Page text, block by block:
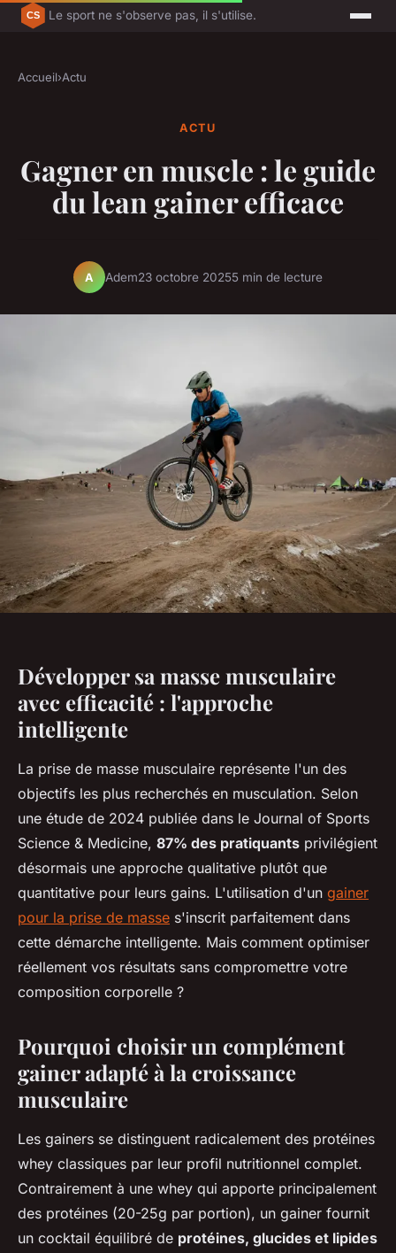
Le sport ne s'observe pas, il s'utilise.
Accueil›Actu
ACTU
Gagner en muscle : le guide
du lean gainer efficace
A Adem23 octobre 20255 min de lecture
Développer sa masse musculaire
avec efficacité : l'approche
intelligente
La prise de masse musculaire représente l'un des
objectifs les plus recherchés en musculation. Selon
une étude de 2024 publiée dans le Journal of Sports
Science & Medicine, 87% des pratiquants privilégient
désormais une approche qualitative plutôt que
quantitative pour leurs gains. L'utilisation d'un gainer
pour la prise de masse s'inscrit parfaitement dans
cette démarche intelligente. Mais comment optimiser
réellement vos résultats sans compromettre votre
composition corporelle ?
Pourquoi choisir un complément
gainer adapté à la croissance
musculaire
Les gainers se distinguent radicalement des protéines
whey classiques par leur profil nutritionnel complet.
Contrairement à une whey qui apporte principalement
des protéines (20-25g par portion), un gainer fournit
un cocktail équilibré de protéines, glucides et lipides